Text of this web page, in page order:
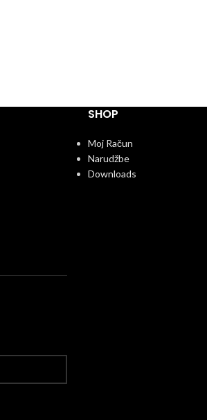
SHOP
Moj Račun
Narudžbe
Downloads